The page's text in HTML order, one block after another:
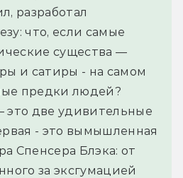
разработал
что, если самые
существа —
и сатиры - на самом
предки людей?
это две удивительные
- это вымышленная
Спенсера Блэка: от
за эксгумацией